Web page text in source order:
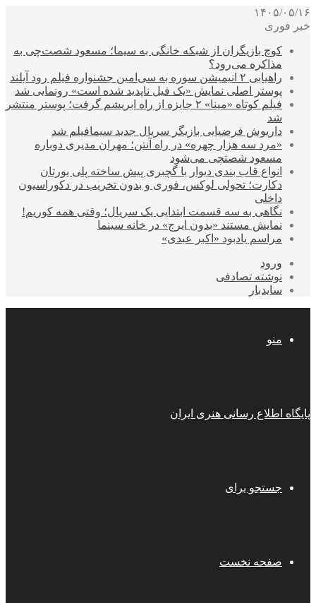
۱۴۰۵/۰۵/۱۶
خبر فوری
کوچ بازیگران از شبکه خانگی به سیما؛ مسعود شصت‌چی به
مذاکره می‌رود؟
راهیابی ۲ انیمیشن سوره به سی‌امین جشنواره فیلم رود آیلند
پوستر اصلی نمایش «یک فیل ناپدید شده است» رونمایی شد
فیلم کوتاه «مینا» ۲ جایزه از راه ابریشم گرفت؛ پوستر منتشر
شد
داریوش فرضیایی بازیگر سریال جدید سیمافیلم شد
«مرد سه هزار چهره» در راه آنتن؛ مهران مدیری دوباره
مسعود شصتچی می‌شود
انواع قاب بندی دیوار با گچبری پیش ساخته پلی یورتان
دکارت؛ تحولی لوکس، فوری و بدون تخریب در دکوراسیون
داخلی
نگاهی به سه قسمت ابتدایی یک سریال؛ وقتی همه کوریم!
نمایش مستند «بدون ایرج» در خانه سینما
مراسم یادبود «اکبر عبدی»
ورود
نوشته تصادفی
سایدبار
منو
پایگاه اطلاع رسانی هنری ایران
جستجو برای
صفحه نخست